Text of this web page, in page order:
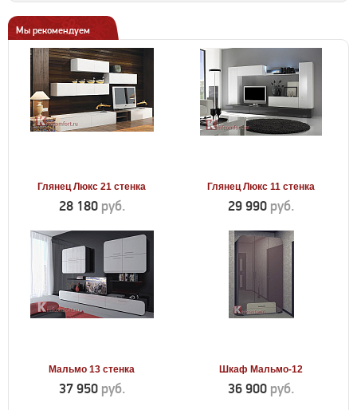
Мы рекомендуем
Глянец Люкс 21 стенка
28 180 руб.
Глянец Люкс 11 стенка
29 990 руб.
Мальмо 13 стенка
37 950 руб.
Шкаф Мальмо-12
36 900 руб.